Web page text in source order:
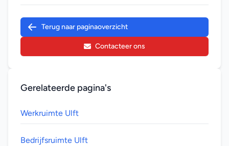
Terug naar paginaoverzicht
Contacteer ons
Gerelateerde pagina's
Werkruimte Ulft
Bedrijfsruimte Ulft